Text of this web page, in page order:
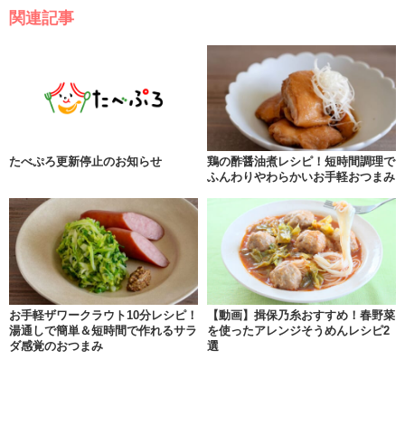
関連記事
たべぷろ更新停止のお知らせ
鶏の酢醤油煮レシピ！短時間調理で
ふんわりやわらかいお手軽おつまみ
お手軽ザワークラウト10分レシピ！
湯通しで簡単＆短時間で作れるサラ
ダ感覚のおつまみ
【動画】揖保乃糸おすすめ！春野菜
を使ったアレンジそうめんレシピ2
選